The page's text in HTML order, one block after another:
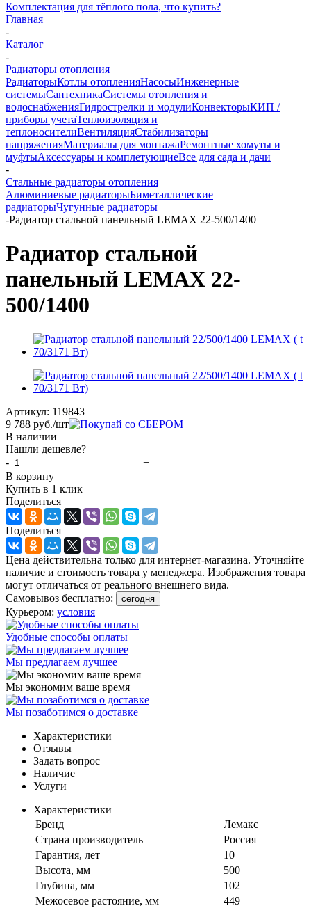
Комплектация для тёплого пола, что купить?
Главная
-
Каталог
-
Радиаторы отопления
РадиаторыКотлы отопленияНасосыИнженерные
системыСантехникаСистемы отопления и
водоснабженияГидрострелки и модулиКонвекторыКИП /
приборы учетаТеплоизоляция и
теплоносителиВентиляцияСтабилизаторы
напряженияМатериалы для монтажаРемонтные хомуты и
муфтыАксессуары и комплетующиеВсе для сада и дачи
-
Стальные радиаторы отопления
Алюминиевые радиаторыБиметаллические
радиаторыЧугунные радиаторы
-Радиатор стальной панельный LEMAX 22-500/1400
Радиатор стальной
панельный LEMAX 22-
500/1400
Артикул: 119843
9 788 руб./шт
В наличии
Нашли дешевле?
-
+
В корзину
Купить в 1 клик
Поделиться
Поделиться
Цена действительна только для интернет-магазина. Уточняйте
наличие и стоимость товара у менеджера. Изображения товара
могут отличаться от реального внешнего вида.
Самовывоз бесплатно:
сегодня
Курьером: условия
Удобные способы оплаты
Мы предлагаем лучшее
Мы экономим ваше время
Мы позаботимся о доставке
Характеристики
Отзывы
Задать вопрос
Наличие
Услуги
Характеристики
Бренд
Лемакс
Страна производитель
Россия
Гарантия, лет
10
Высота, мм
500
Глубина, мм
102
Межосевое растояние, мм
449